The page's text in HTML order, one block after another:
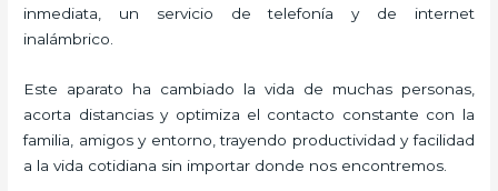
inmediata, un servicio de telefonía y de internet
inalámbrico.
Este aparato ha cambiado la vida de muchas personas,
acorta distancias y optimiza el contacto constante con la
familia, amigos y entorno, trayendo productividad y facilidad
a la vida cotidiana sin importar donde nos encontremos.